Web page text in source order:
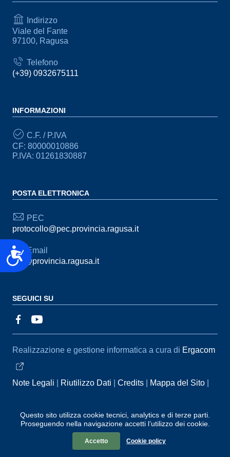
Accessibilità
Questo sito utilizza cookie tecnici, analytics e di terze parti.
Proseguendo nella navigazione accetti l’utilizzo dei cookie.
Accetto Cookie policy
Indirizzo
Viale del Fante
97100, Ragusa
Telefono
(+39) 0932675111
INFORMAZIONI
C.F. / P.IVA
CF: 80000010886
P.IVA: 01261830887
POSTA ELETTRONICA
PEC
protocollo@pec.provincia.ragusa.it
Email
urp@provincia.ragusa.it
SEGUICI SU
Sezione Link Utili
Realizzazione e gestione informatica a cura di Ergacom
Note Legali Riutilizzo Dati Credits
Mappa del Sito
Segnalazioni
Statistiche accessi
Dichiarazione di